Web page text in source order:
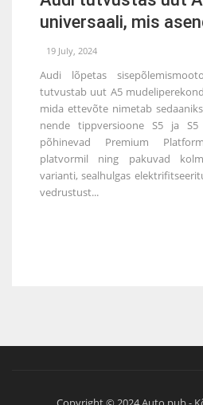
universaali, mis
19 July, 2024
Audi lõpetas
tutvustab uut A5
mida ettevõte nimetab
nende tippversioone S5 ja
põhinevad Premium
platvormil ning pakuvad
varianti, sealhulgas
vedrustust...